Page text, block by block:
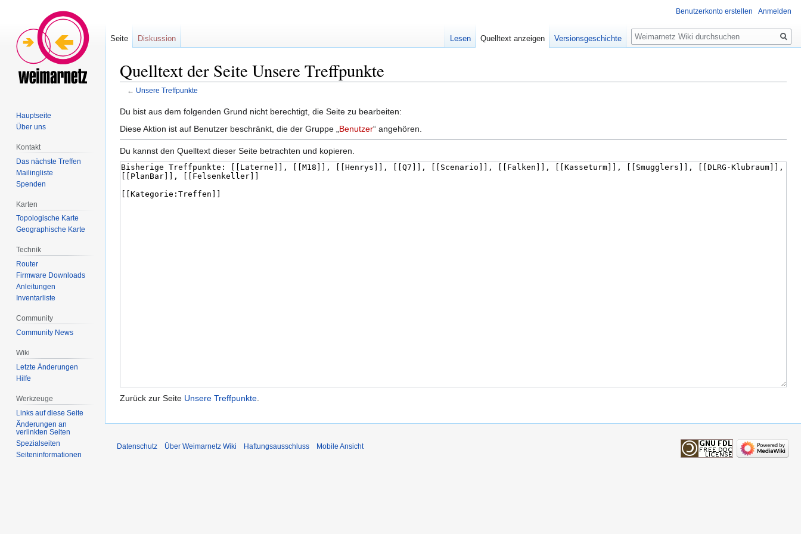
Quelltext der Seite Unsere Treffpunkte
← Unsere Treffpunkte
Zur
Navigation
Zur
Suche
Du bist aus dem folgenden Grund nicht berechtigt, die Seite zu bearbeiten:
Diese Aktion ist auf Benutzer beschränkt, die der Gruppe „ Benutzer“ angehören.
Du kannst den Quelltext dieser Seite betrachten und kopieren.
Zurück zur Seite Unsere Treffpunkte.
Benutzerkonto erstellen Anmelden
Seite Diskussion Lesen Quelltext anzeigen Versionsgeschichte
Suche
Hauptseite
Über uns
Kontakt
Das nächste Treffen
Mailingliste
Spenden
Karten
Topologische Karte
Geographische Karte
Technik
Router
Firmware Downloads
Anleitungen
Inventarliste
Community
Community News
Wiki
Letzte Änderungen
Hilfe
Werkzeuge
Links auf diese Seite
Änderungen an
verlinkten Seiten
Spezialseiten
Seiten­informationen
Datenschutz Über Weimarnetz Wiki Haftungsausschluss Mobile Ansicht